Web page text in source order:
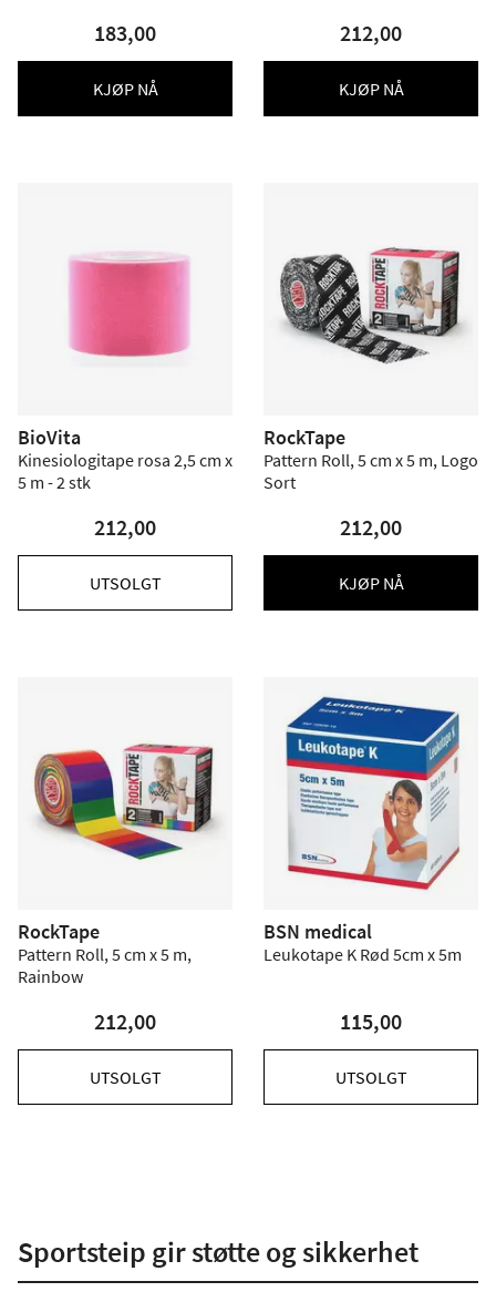
183,00
KJØP NÅ
212,00
KJØP NÅ
BioVita
Kinesiologitape rosa 2,5 cm x
5 m - 2 stk
212,00
UTSOLGT
RockTape
Pattern Roll, 5 cm x 5 m, Logo
Sort
212,00
KJØP NÅ
RockTape
Pattern Roll, 5 cm x 5 m,
Rainbow
212,00
UTSOLGT
BSN medical
Leukotape K Rød 5cm x 5m
115,00
UTSOLGT
Sportsteip gir støtte og sikkerhet